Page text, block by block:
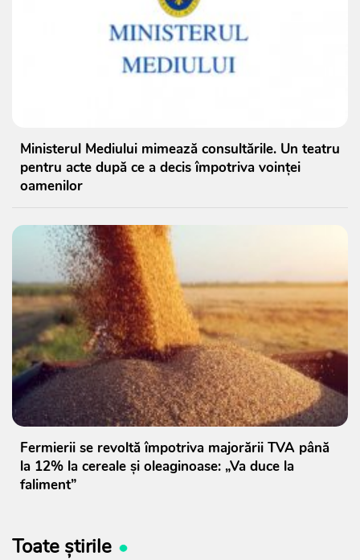
Ministerul Mediului mimează consultările. Un teatru
pentru acte după ce a decis împotriva voinței
oamenilor
Fermierii se revoltă împotriva majorării TVA până
la 12% la cereale și oleaginoase: „Va duce la
faliment”
Toate știrile